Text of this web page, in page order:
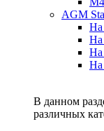
AGM
На
На
На
На
В данном
различных